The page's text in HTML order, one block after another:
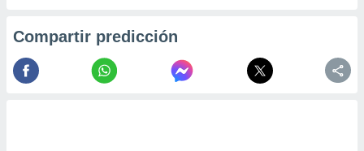
Compartir predicción